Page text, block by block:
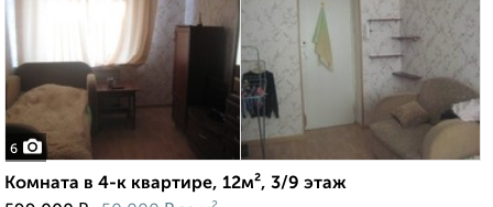
6
Комната в 4-к квартире, 12м², 3/9 этаж